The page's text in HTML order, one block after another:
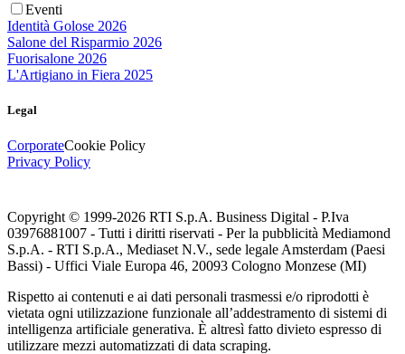
Eventi
Identità Golose 2026
Salone del Risparmio 2026
Fuorisalone 2026
L'Artigiano in Fiera 2025
Legal
CorporateCookie Policy
Privacy Policy
Copyright © 1999-2026 RTI S.p.A. Business Digital - P.Iva
03976881007 - Tutti i diritti riservati - Per la pubblicità Mediamond
S.p.A. - RTI S.p.A., Mediaset N.V., sede legale Amsterdam (Paesi
Bassi) - Uffici Viale Europa 46, 20093 Cologno Monzese (MI)
Rispetto ai contenuti e ai dati personali trasmessi e/o riprodotti è
vietata ogni utilizzazione funzionale all’addestramento di sistemi di
intelligenza artificiale generativa. È altresì fatto divieto espresso di
utilizzare mezzi automatizzati di data scraping.